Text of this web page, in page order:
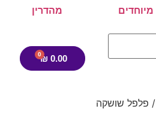
מיוחדים מהדרין
0.00
₪
/ פלפל שושקה